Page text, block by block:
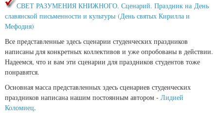
СВЕТ РАЗУМЕНИЯ КНИЖНОГО. Сценарий. Праздник на День
славянской письменности и культуры (День святых Кирилла и
Мефодия)
Все представленные здесь сценарии студенческих праздников
написаны для конкретных коллективов и уже опробованы в действии.
Надеемся, что и вам эти сценарии для праздников студентов тоже
понравятся.
Основная масса представленных здесь сценариев студенческих
праздников написана нашим постоянным автором - Лидией
Коломиец.